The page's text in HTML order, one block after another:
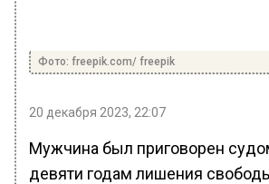
Фото: freepik.com/ freepik
20 декабря 2023, 22:07
Мужчина был приговорен
девяти годам лишения